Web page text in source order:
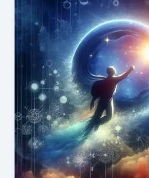
하
창
의
적
인
방
법
찾
는